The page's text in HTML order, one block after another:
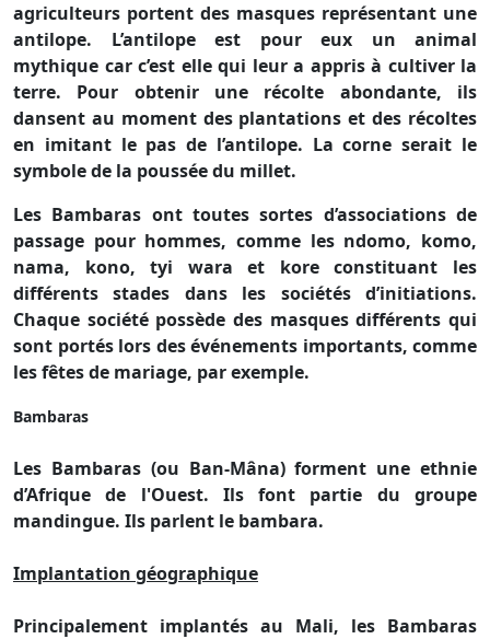
agriculteurs portent des masques représentant une
antilope. L’antilope est pour eux un animal
mythique car c’est elle qui leur a appris à cultiver la
terre. Pour obtenir une récolte abondante, ils
dansent au moment des plantations et des récoltes
en imitant le pas de l’antilope. La corne serait le
symbole de la poussée du millet.
Les Bambaras ont toutes sortes d’associations de
passage pour hommes, comme les ndomo, komo,
nama, kono, tyi wara et kore constituant les
différents stades dans les sociétés d’initiations.
Chaque société possède des masques différents qui
sont portés lors des événements importants, comme
les fêtes de mariage, par exemple.
Bambaras
Les Bambaras (ou Ban-Mâna) forment une ethnie
d’Afrique de l'Ouest. Ils font partie du groupe
mandingue. Ils parlent le bambara.
Implantation géographique
Principalement implantés au Mali, les Bambaras